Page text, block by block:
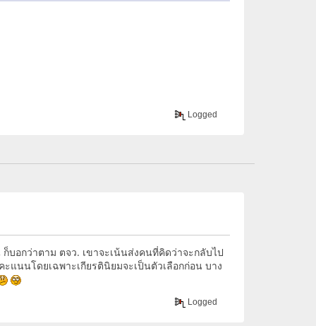
Logged
บอกว่าตาม ตจว. เขาจะเน้นส่งคนที่คิดว่าจะกลับไป
แนนโดยเฉพาะเกียรตินิยมจะเป็นตัวเลือกก่อน บาง
Logged